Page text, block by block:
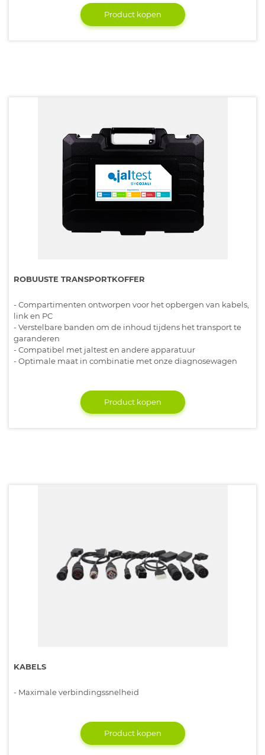
Product kopen
ROBUUSTE TRANSPORTKOFFER
- Compartimenten ontworpen voor het opbergen van kabels,
link en PC
- Verstelbare banden om de inhoud tijdens het transport te
garanderen
- Compatibel met jaltest en andere apparatuur
- Optimale maat in combinatie met onze diagnosewagen
Product kopen
KABELS
- Maximale verbindingssnelheid
Product kopen